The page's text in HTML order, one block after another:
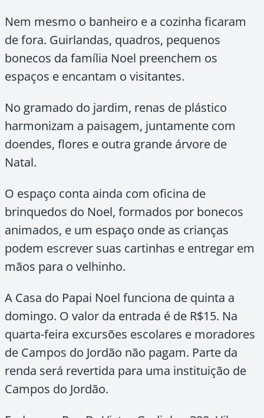
Nem mesmo o banheiro e a cozinha ficaram
de fora. Guirlandas, quadros, pequenos
bonecos da família Noel preenchem os
espaços e encantam o visitantes.
No gramado do jardim, renas de plástico
harmonizam a paisagem, juntamente com
doendes, flores e outra grande árvore de
Natal.
O espaço conta ainda com oficina de
brinquedos do Noel, formados por bonecos
animados, e um espaço onde as crianças
podem escrever suas cartinhas e entregar em
mãos para o velhinho.
A Casa do Papai Noel funciona de quinta a
domingo. O valor da entrada é de R$15. Na
quarta-feira excursões escolares e moradores
de Campos do Jordão não pagam. Parte da
renda será revertida para uma instituição de
Campos do Jordão.